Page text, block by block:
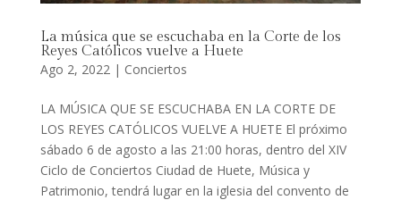
La música que se escuchaba en la Corte de los
Reyes Católicos vuelve a Huete
Ago 2, 2022| Conciertos
LA MÚSICA QUE SE ESCUCHABA EN LA CORTE DE
LOS REYES CATÓLICOS VUELVE A HUETE El próximo
sábado 6 de agosto a las 21:00 horas, dentro del XIV
Ciclo de Conciertos Ciudad de Huete, Música y
Patrimonio, tendrá lugar en la iglesia del convento de